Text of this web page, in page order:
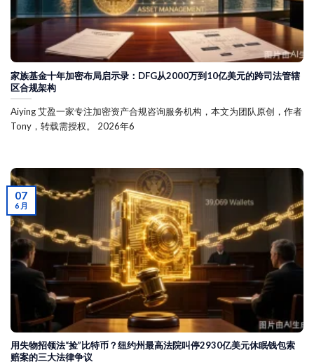
家族基金十年加密布局启示录：DFG从2000万到10亿美元的跨司法管辖
区合规架构
Aiying 艾盈一家专注加密资产合规咨询服务机构，本文为团队原创，作者
Tony，转载需授权。 2026年6
用失物招领法“捡”比特币？纽约州最高法院叫停2930亿美元休眠钱包索
赔案的三大法律争议
07
6 月